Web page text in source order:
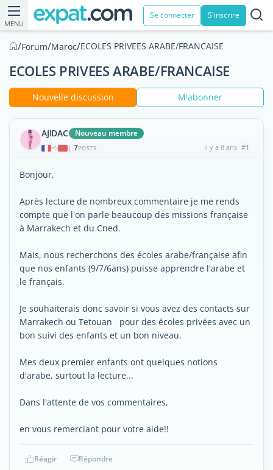
MENU
Se connecter S'inscrire
/Forum/Maroc/ECOLES PRIVEES ARABE/FRANCAISE
ECOLES PRIVEES ARABE/FRANCAISE
Nouvelle discussion M'abonner
AJIDAC Nouveau membre
| 7POSTS il y a 8 ans #1
Bonjour,
Après lecture de nombreux commentaire je me rends
compte que l'on parle beaucoup des missions française
à Marrakech et du Cned.
Mais, nous recherchons des écoles arabe/française afin
que nos enfants (9/7/6ans) puisse apprendre l'arabe et
le français.
Je souhaiterais donc savoir si vous avez des contacts sur
Marrakech ou Tetouan pour des écoles privées avec un
bon suivi des enfants et un bon niveau.
Mes deux premier enfants ont quelques notions
d'arabe, surtout la lecture...
Dans l'attente de vos commentaires,
en vous remerciant pour votre aide!!
Réagir Répondre